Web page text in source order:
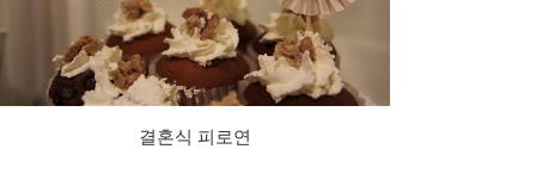
결혼식 피로연